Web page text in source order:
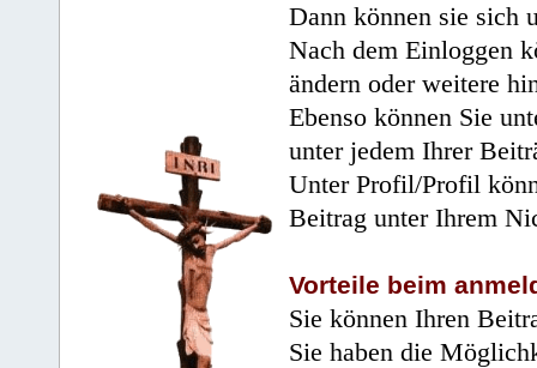
Dann können sie sich
Nach dem Einloggen
ändern oder weitere
Ebenso können Sie
unter jedem Ihrer
Unter Profil/Profil
Beitrag unter Ihrem
Vorteile beim
Sie können Ihren
Sie haben die